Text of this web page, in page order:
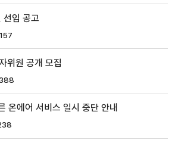
임 공고
157
위원 공개 모집
온에어 서비스 일시 중단 안내